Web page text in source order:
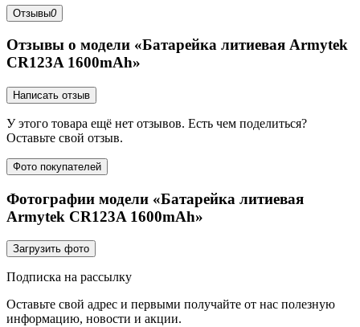
Отзывы0
Отзывы о модели «Батарейка литиевая Armytek
CR123A 1600mAh»
Написать отзыв
У этого товара ещё нет отзывов. Есть чем поделиться?
Оставьте свой отзыв.
Фото покупателей
Фотографии модели «Батарейка литиевая
Armytek CR123A 1600mAh»
Загрузить фото
Подписка на рассылку
Оставьте свой адрес и первыми получайте от нас полезную
информацию, новости и акции.